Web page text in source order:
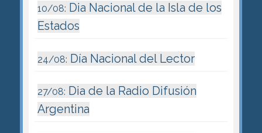
10/08: Dia Nacional de la Isla de los
Estados
24/08: Día Nacional del Lector
27/08: Dia de la Radio Difusión
Argentina